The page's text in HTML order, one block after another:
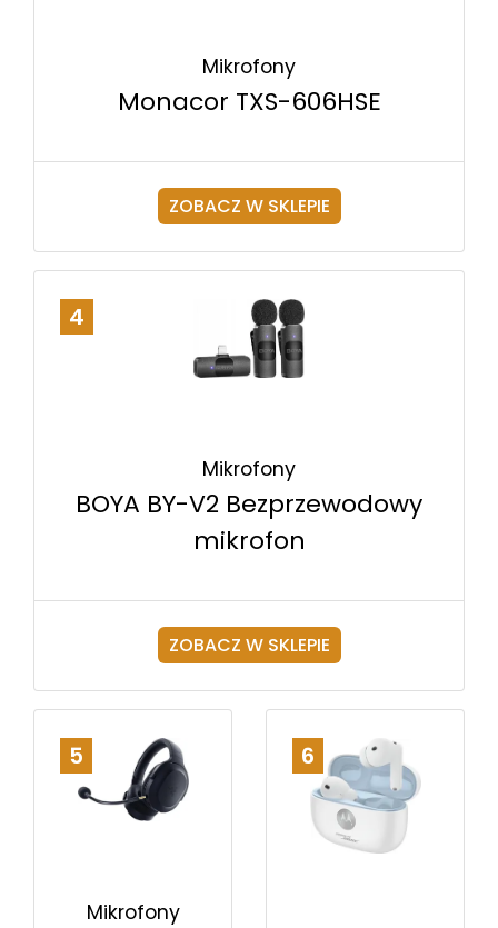
Mikrofony
Monacor TXS-606HSE
ZOBACZ W SKLEPIE
4
Mikrofony
BOYA BY-V2 Bezprzewodowy
mikrofon
ZOBACZ W SKLEPIE
5
Mikrofony
6